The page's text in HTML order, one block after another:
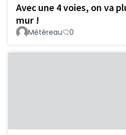
Avec une 4 voies, on va
mur !
Météreau 0